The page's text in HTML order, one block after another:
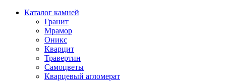
Каталог камней
Гранит
Мрамор
Оникс
Кварцит
Травертин
Самоцветы
Кварцевый агломерат